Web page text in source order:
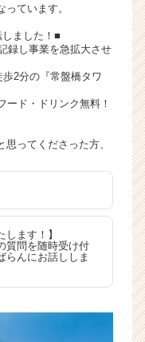
ています。
ました！■
録し事業を急拡大させ
2分の『常盤橋タワ
ード・ドリンク無料！
ってくださった方、
します！】
質問を随時受け付
らんにお話ししま